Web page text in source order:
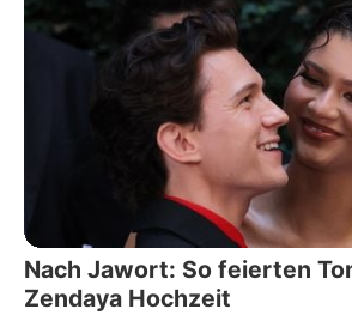
Nach Jawort: So feierten
Zendaya Hochzeit